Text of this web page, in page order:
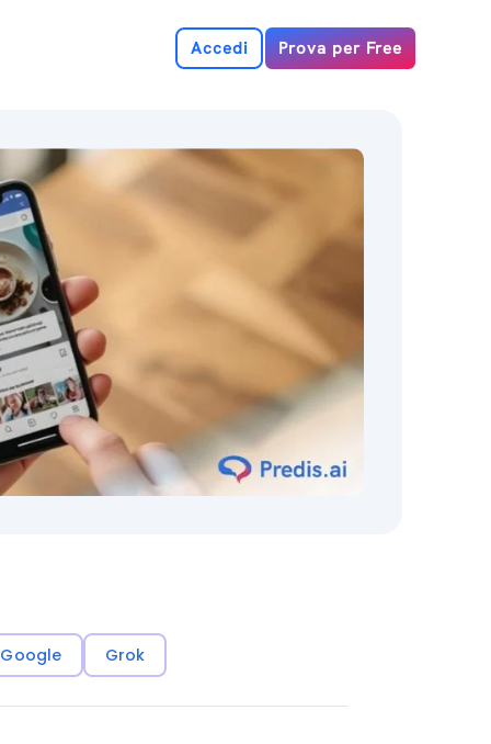
Accedi Prova per Free
Grok